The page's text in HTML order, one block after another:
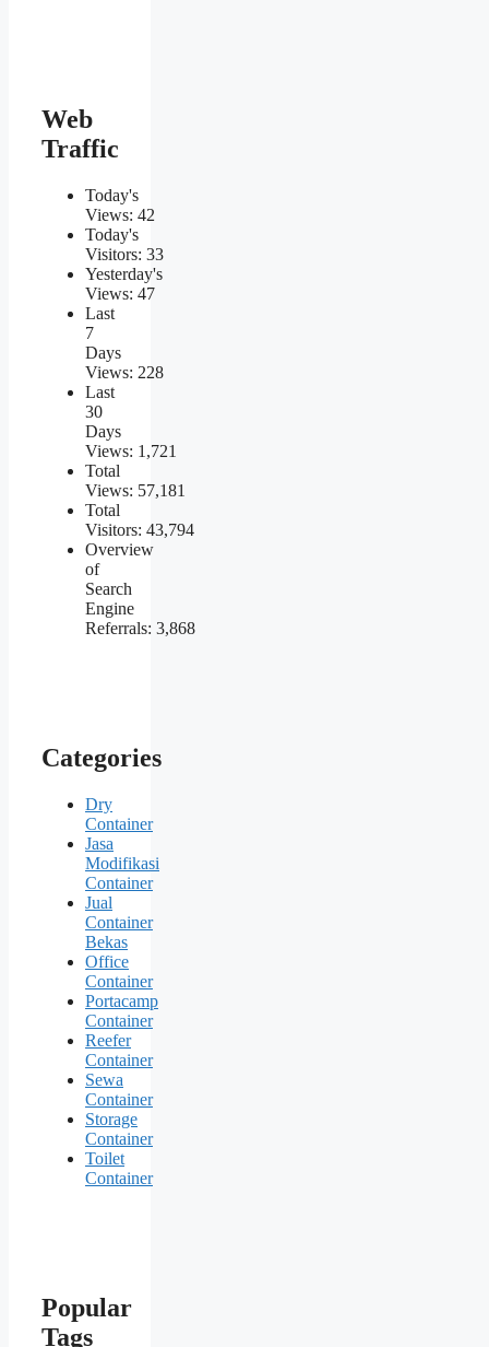
Web
Traffic
Today's
Views: 42
Today's
Visitors: 33
Yesterday's
Views: 47
Last
7
Days
Views: 228
Last
30
Days
Views: 1,721
Total
Views: 57,181
Total
Visitors: 43,794
Overview
of
Search
Engine
Referrals: 3,868
Categories
Dry
Container
Jasa
Modifikasi
Container
Jual
Container
Bekas
Office
Container
Portacamp
Container
Reefer
Container
Sewa
Container
Storage
Container
Toilet
Container
Popular
Tags